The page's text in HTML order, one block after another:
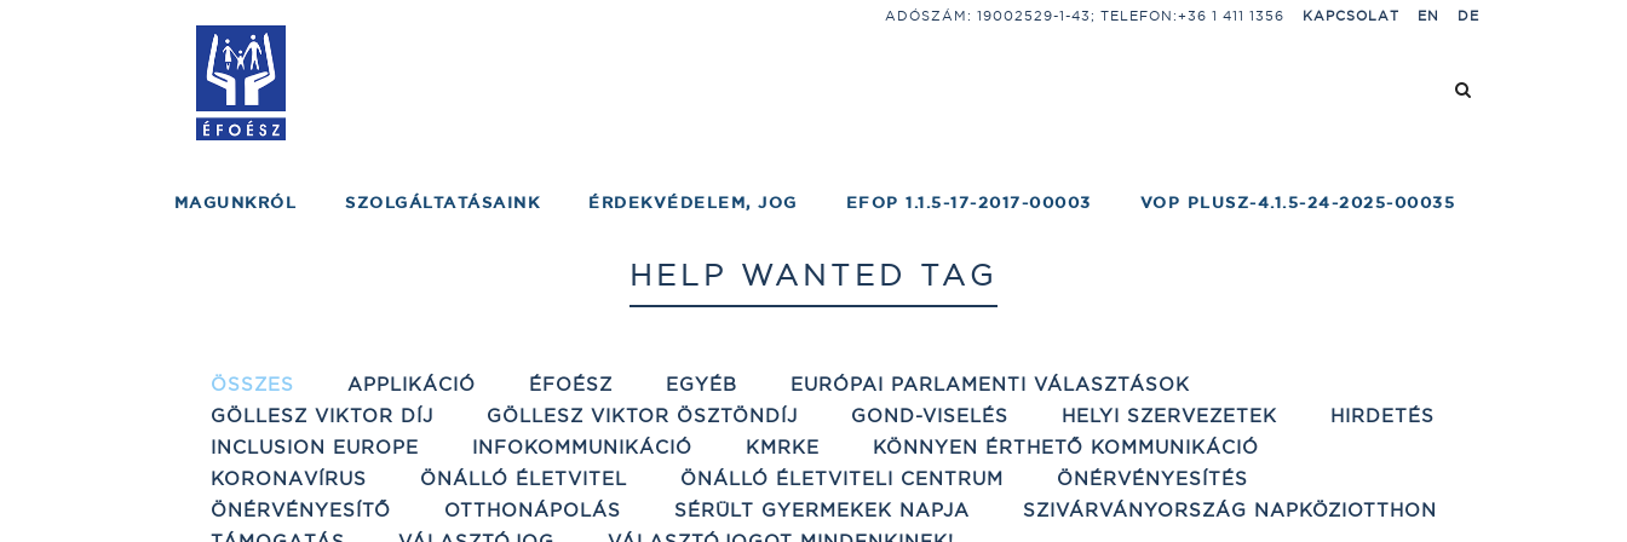
ADÓSZÁM: 19002529-1-43; TELEFON:+36 1 411 1356 KAPCSOLAT EN DE
MAGUNKRÓL SZOLGÁLTATÁSAINK ÉRDEKVÉDELEM, JOG EFOP 1.1.5-17-2017-00003 VOP PLUSZ-4.1.5-24-2025-00035
HELP WANTED TAG
ÖSSZES APPLIKÁCIÓ ÉFOÉSZ EGYÉB
EURÓPAI PARLAMENTI VÁLASZTÁSOK
GÖLLESZ VIKTOR DÍJ
GÖLLESZ VIKTOR ÖSZTÖNDÍJ GOND-VISELÉS HELYI SZERVEZETEK
HIRDETÉS
INCLUSION EUROPE
INFOKOMMUNIKÁCIÓ KMRKE
KÖNNYEN ÉRTHETŐ KOMMUNIKÁCIÓ
KORONAVÍRUS
ÖNÁLLÓ ÉLETVITEL ÖNÁLLÓ ÉLETVITELI CENTRUM
ÖNÉRVÉNYESÍTÉS
ÖNÉRVÉNYESÍTŐ
OTTHONÁPOLÁS SÉRÜLT GYERMEKEK NAPJA
SZIVÁRVÁNYORSZÁG NAPKÖZIOTTHON